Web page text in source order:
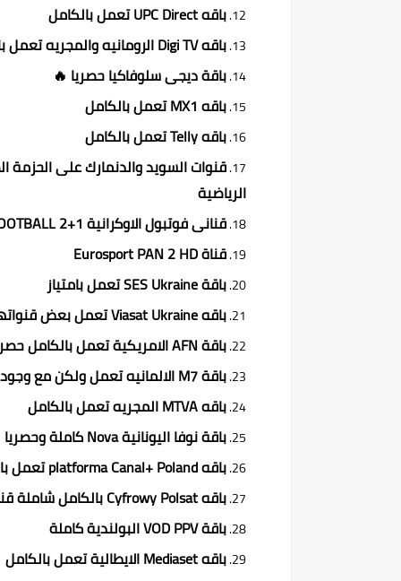
باقه UPC Direct تعمل بالكامل
باقه Digi TV الرومانيه والمجريه تعمل بالكامل
باقة ديجى سلوفاكيا حصريا 🔥
باقه MX1 تعمل بالكامل
باقه Telly تعمل بالكامل
الرياضية
قنانى فوتبول الاوكرانية 1+2 FOOTBALL حصريا 🔥
قناة Eurosport PAN 2 HD
باقة SES Ukraine تعمل بامتياز
باقه Viasat Ukraine تعمل بعض قنواتها بامتياز خاصة باقة الحزمة العامة
باقة AFN الامريكية تعمل بالكامل حصريا 🔥
باقة M7 الالمانيه تعمل ولكن مع وجود تذبذات كبيرة بها هذا الشهر وتوقفات كبيرة ومملة عليها
باقه MTVA المجريه تعمل بالكامل
باقة نوفا اليونانية Nova كاملة وحصريا 🔥
باقه platforma Canal+ Poland تعمل بالكامل شاملة قنوات كانال+ واليفن سبور
باقه Cyfrowy Polsat بالكامل شاملة قنوات بولسات الرياضية Polsat Sport Premium
باقة VOD PPV البولندية كاملة
باقه Mediaset الايطالية تعمل بالكامل